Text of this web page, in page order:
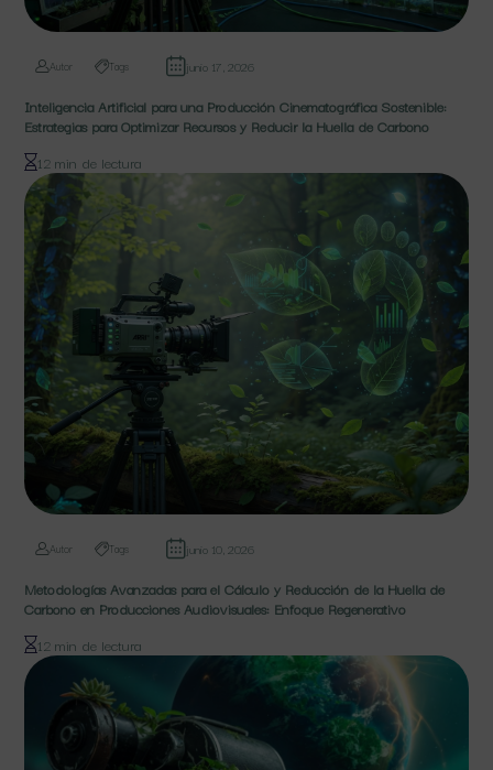
Autor Tags junio 17, 2026
Inteligencia Artificial para una Producción Cinematográfica Sostenible:
Estrategias para Optimizar Recursos y Reducir la Huella de Carbono
12 min de lectura
Autor Tags junio 10, 2026
Metodologías Avanzadas para el Cálculo y Reducción de la Huella de
Carbono en Producciones Audiovisuales: Enfoque Regenerativo
12 min de lectura